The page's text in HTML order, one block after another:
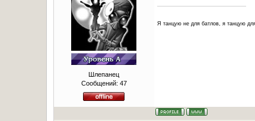
Шлепанец
Сообщений: 47
Я танцую не для батлов, я танцую